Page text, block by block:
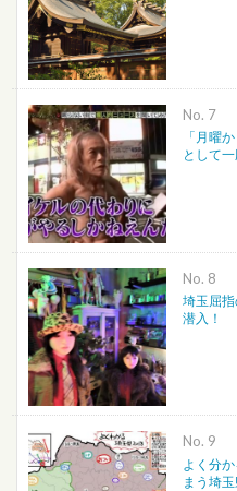
No.
「月曜
として
No.
埼玉屈
潜入！
No.
よく分
まう埼